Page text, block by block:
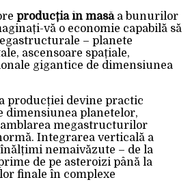
producția în masăa bunurilor
vă o economie capabilă să
– planete
ascensoare spațiale,
gigantice de dimensiunea
producției devine practic
dimensiunea planetelor,
megastructurilor
Integrarea verticală a
nemaivăzute – de la
de pe asteroizi până la
finale în complexe